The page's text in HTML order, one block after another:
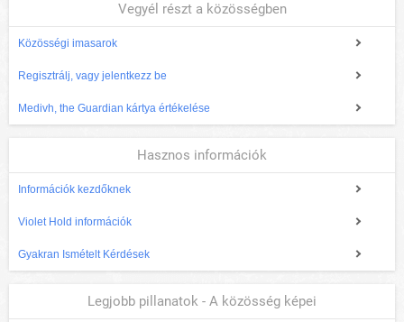
Vegyél részt a közösségben
Közösségi imasarok
Regisztrálj, vagy jelentkezz be
Medivh, the Guardian kártya értékelése
Hasznos információk
Információk kezdőknek
Violet Hold információk
Gyakran Ismételt Kérdések
Legjobb pillanatok - A közösség képei